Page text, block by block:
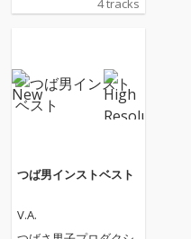
4 tracks
つば男インストベスト
V.A.